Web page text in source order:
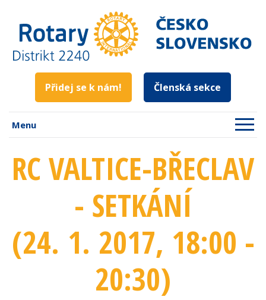
Přidej se k nám! Členská sekce
Menu
RC VALTICE-BŘECLAV
- SETKÁNÍ
(24. 1. 2017, 18:00 -
20:30)